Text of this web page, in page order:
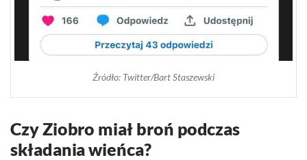
Źródło: Twitter/Bart Staszewski
Czy Ziobro miał broń podczas
składania wieńca?